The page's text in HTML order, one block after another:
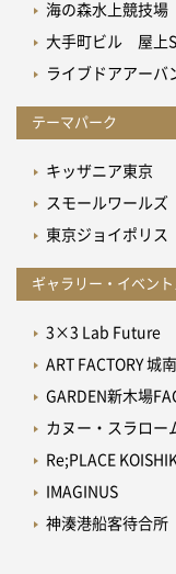
海の森水上競技場
大手町ビル 屋上
ライブドアアーバ
テーマパーク
キッザニア東京
スモールワールズ
東京ジョイポリス
ギャラリー・イベン
3×3 Lab Future
ART FACTORY 城
GARDEN新木場
カヌー・スラロー
Re;PLACE
IMAGINUS
神湊港船客待合所